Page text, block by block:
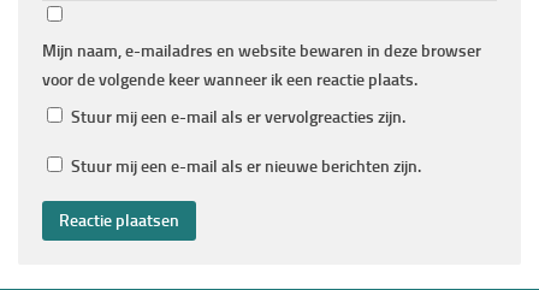
Mijn naam, e-mailadres en website bewaren in deze browser
voor de volgende keer wanneer ik een reactie plaats.
Stuur mij een e-mail als er vervolgreacties zijn.
Stuur mij een e-mail als er nieuwe berichten zijn.